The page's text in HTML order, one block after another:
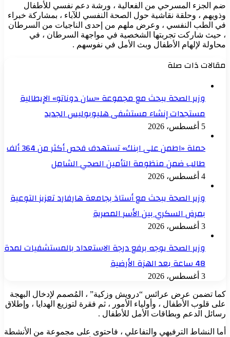
ضم الجزء المسرحي من الفعالية ، ورشة دعم نفسي للأطفال
وذويهم ، وحلقة نقاشية حول الصحة النفسي للآباء ، بمشاركة خبراء
في الطب النفسي ، وعرض ملهم من إحدى الناجيات من السرطان
، حيث شاركت تجربتها الشخصية في مواجهة السرطان ، في
محاولة لإلهام الأطفال وبث الأمل في نفوسهم .
مقالات ذات صلة
وزير الصحة يبحث مع مجموعة «سان دوناتو» الإيطالية
مستجدات إنشاء مستشفى هليوبوليس الجديد
5 أغسطس، 2026
حملة «اطمن على ابنك» تستهدف فحص أكثر من 364 ألف
طالب ضمن منظومة التأمين الصحي الشامل
4 أغسطس، 2026
وزير الصحة يبحث مع أستاذ بجامعة هارفارد تعزيز التوعية
بمرض السكري بين الأسر المصرية
3 أغسطس، 2026
وزير الصحة يوجه برفع درجة الاستعداد بالمستشفيات لمدة
48 ساعة بعد الهزة الأرضية
3 أغسطس، 2026
كما تضمن عرض عرائس “درويش وزكية” ، المُصمم لإدخال البهجة
على قلوب الأطفال ، وأولياء الأمور ، ثم فقرة لتوزيع الهدايا ، وإطلاق
رسائل الدعم وبطاقات الأمل للأطفال .
أما النشاط الترفيهي والتفاعلي ، فاحتوى على مجموعة من الأنشطة